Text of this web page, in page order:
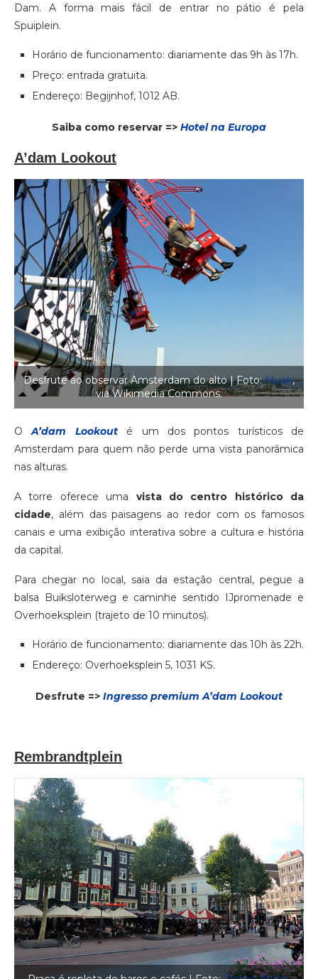
Dam. A forma mais fácil de entrar no pátio é pela
Spuiplein.
Horário de funcionamento: diariamente das 9h às 17h.
Preço: entrada gratuita.
Endereço: Begijnhof, 1012 AB.
Saiba como reservar => Hotel na Europa
A’dam Lookout
Desfrute ao observar Amsterdam do alto | Foto:Muck,
via Wikimedia Commons.
OA’dam Lookouté um dos pontos turísticos de
Amsterdam para quem não perde uma vista panorâmica
nas alturas.
A torre oferece uma vista do centro histórico da
cidade, além das paisagens ao redor com os famosos
canais e uma exibição interativa sobre a cultura e história
da capital.
Para chegar no local, saia da estação central, pegue a
balsa Buiksloterweg e caminhe sentido IJpromenade e
Overhoeksplein (trajeto de 10 minutos).
Horário de funcionamento: diariamente das 10h às 22h.
Endereço: Overhoeksplein 5, 1031 KS.
Desfrute => Ingresso premium A’dam Lookout
Rembrandtplein